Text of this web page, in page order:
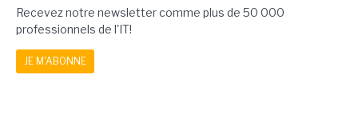
Recevez notre newsletter comme plus de 50 000
professionnels de l'IT!
JE M'ABONNE